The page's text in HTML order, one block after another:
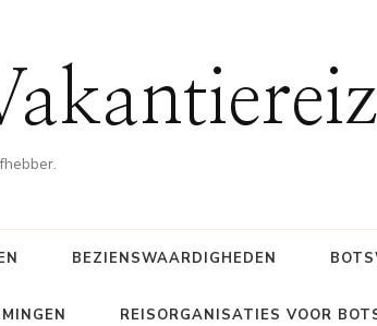
BEZIENSWAARDIGHEDEN
REISORGANISATIES VOOR